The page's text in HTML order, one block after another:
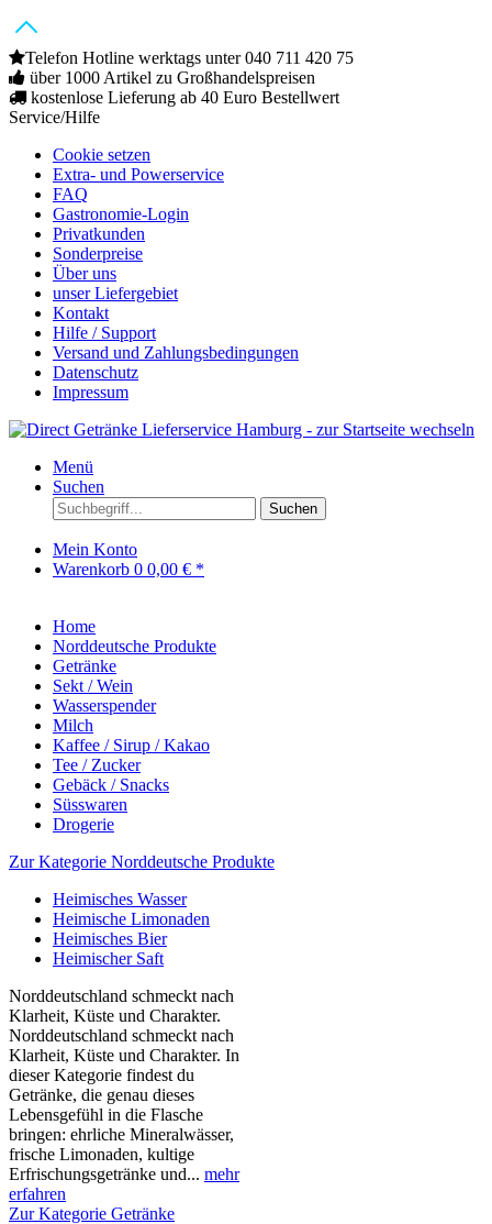
Telefon Hotline werktags unter 040 711 420 75
über 1000 Artikel zu Großhandelspreisen
kostenlose Lieferung ab 40 Euro Bestellwert
Service/Hilfe
Cookie setzen
Extra- und Powerservice
FAQ
Gastronomie-Login
Privatkunden
Sonderpreise
Über uns
unser Liefergebiet
Kontakt
Hilfe / Support
Versand und Zahlungsbedingungen
Datenschutz
Impressum
Menü
Suchen
Suchen
Mein Konto
Warenkorb 0 0,00 € *
Home
Norddeutsche Produkte
Getränke
Sekt / Wein
Wasserspender
Milch
Kaffee / Sirup / Kakao
Tee / Zucker
Gebäck / Snacks
Süsswaren
Drogerie
Zur Kategorie Norddeutsche Produkte
Heimisches Wasser
Heimische Limonaden
Heimisches Bier
Heimischer Saft
Norddeutschland schmeckt nach
Klarheit, Küste und Charakter.
Norddeutschland schmeckt nach
Klarheit, Küste und Charakter. In
dieser Kategorie findest du
Getränke, die genau dieses
Lebensgefühl in die Flasche
bringen: ehrliche Mineralwässer,
frische Limonaden, kultige
Erfrischungsgetränke und... mehr
erfahren
Zur Kategorie Getränke